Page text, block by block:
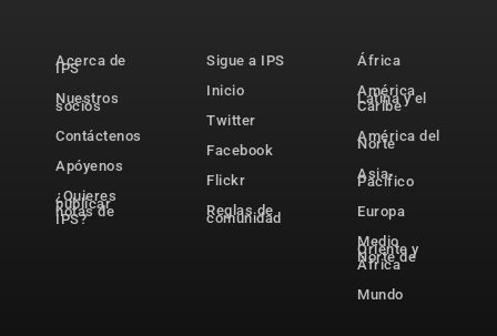
Acerca de
IPS
Nuestros
socios
Contáctenos
Apóyenos
¿Quieres
publicar
notas de
IPS?
Sigue a IPS
Inicio
Twitter
Facebook
Flickr
Reglas de
comunidad
África
América
Latina y el
Caribe
América del
Norte
Asia-
Pacífico
Europa
Medio
Oriente y
Norte de
África
Mundo